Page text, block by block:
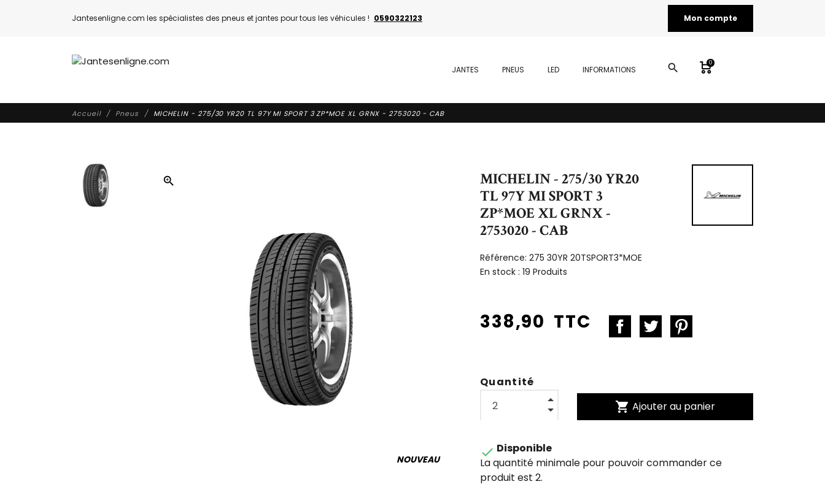
Jantesenligne.com les spécialistes des pneus et jantes pour tous les véhicules ! 0590322123 Mon compte
JANTES PNEUS LED INFORMATIONS search 0
Accueil Pneus MICHELIN - 275/30 YR20 TL 97Y MI SPORT 3 ZP*MOE XL GRNX - 2753020 - CAB
zoom_in
NOUVEAU
MICHELIN - 275/30 YR20
TL 97Y MI SPORT 3
ZP*MOE XL GRNX -
2753020 - CAB
Référence: 275 30YR 20TSPORT3*MOE
En stock : 19 Produits
338,90 TTC
Quantité
shopping_cart Ajouter au panier
 Disponible
La quantité minimale pour pouvoir commander ce
produit est 2.